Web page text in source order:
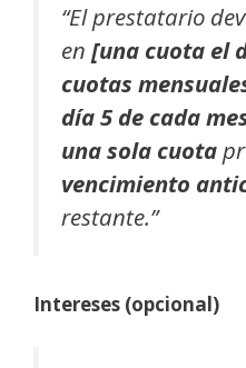
“El prestatario
en [una cuota el
cuotas
día 5 de cada
una sola cuota
vencimiento
restante.”
Intereses (opcional)